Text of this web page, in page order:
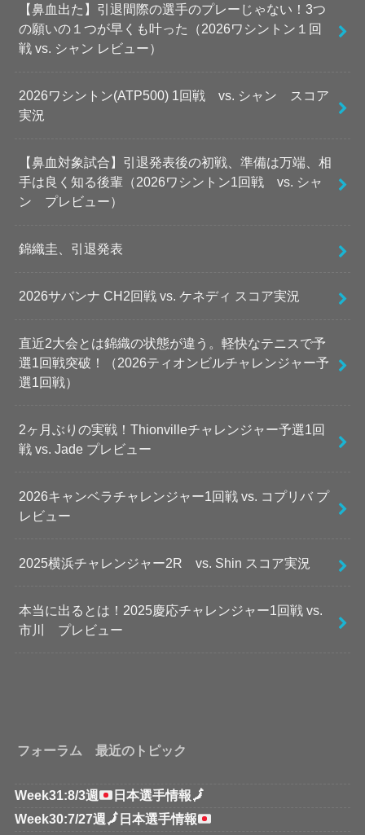
【鼻血出た】引退間際の選手のプレーじゃない！3つ
の願いの１つが早くも叶った（2026ワシントン１回
戦 vs. シャン レビュー）
2026ワシントン(ATP500) 1回戦 vs. シャン スコア
実況
【鼻血対象試合】引退発表後の初戦、準備は万端、相
手は良く知る後輩（2026ワシントン1回戦 vs. シャ
ン プレビュー）
錦織圭、引退発表
2026サバンナ CH2回戦 vs. ケネディ スコア実況
直近2大会とは錦織の状態が違う。軽快なテニスで予
選1回戦突破！（2026ティオンビルチャレンジャー予
選1回戦）
2ヶ月ぶりの実戦！Thionvilleチャレンジャー予選1回
戦 vs. Jade プレビュー
2026キャンベラチャレンジャー1回戦 vs. コプリバ プ
レビュー
2025横浜チャレンジャー2R vs. Shin スコア実況
本当に出るとは！2025慶応チャレンジャー1回戦 vs.
市川 プレビュー
フォーラム 最近のトピック
Week31:8/3週 日本選手情報🗾
Week30:7/27週 🗾 日本選手情報